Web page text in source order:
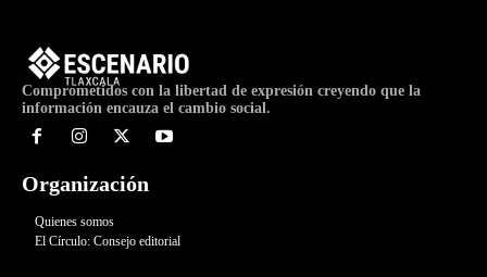
Comprometidos con la libertad de expresión creyendo que la
información encauza el cambio social.
Organización
Quienes somos
El Círculo: Consejo editorial